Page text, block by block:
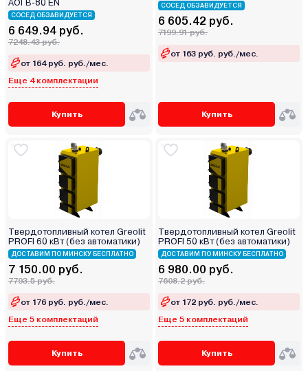
АОГВ-80 ЕN
СОСЕД ОБЗАВИДУЕТСЯ
6 649.94 руб.
7248.43 руб.
от 164 руб. руб./мес.
Еще 4 комплектации
Купить
СОСЕД ОБЗАВИДУЕТСЯ
6 605.42 руб.
7199.91 руб.
от 163 руб. руб./мес.
Купить
Твердотопливный котел Greolit
PROFI 60 кВт (без автоматики)
ДОСТАВИМ ПО МИНСКУ БЕСПЛАТНО
7 150.00 руб.
7793.5 руб.
от 176 руб. руб./мес.
Еще 5 комплектаций
Купить
Твердотопливный котел Greolit
PROFI 50 кВт (без автоматики)
ДОСТАВИМ ПО МИНСКУ БЕСПЛАТНО
6 980.00 руб.
7608.2 руб.
от 172 руб. руб./мес.
Еще 5 комплектаций
Купить